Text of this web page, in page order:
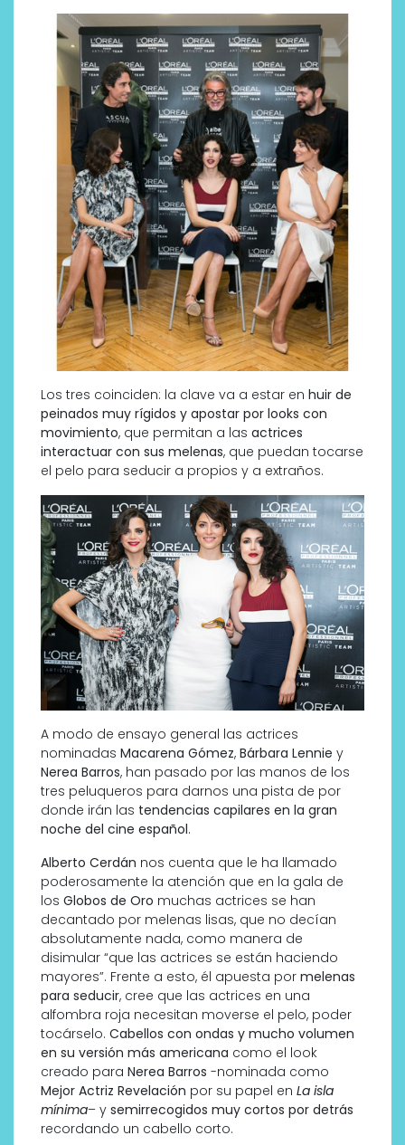
Los tres coinciden: la clave va a estar en huir de
peinados muy rígidos y apostar por looks con
movimiento, que permitan a las actrices
interactuar con sus melenas, que puedan tocarse
el pelo para seducir a propios y a extraños.
A modo de ensayo general las actrices
nominadas Macarena Gómez, Bárbara Lennie y
Nerea Barros, han pasado por las manos de los
tres peluqueros para darnos una pista de por
donde irán las tendencias capilares en la gran
noche del cine español.
Alberto Cerdán nos cuenta que le ha llamado
poderosamente la atención que en la gala de
los Globos de Oro muchas actrices se han
decantado por melenas lisas, que no decían
absolutamente nada, como manera de
disimular “que las actrices se están haciendo
mayores”. Frente a esto, él apuesta por melenas
para seducir, cree que las actrices en una
alfombra roja necesitan moverse el pelo, poder
tocárselo. Cabellos con ondas y mucho volumen
en su versión más americana como el look
creado para Nerea Barros -nominada como
Mejor Actriz Revelación por su papel en La isla
mínima– y semirrecogidos muy cortos por detrás
recordando un cabello corto.